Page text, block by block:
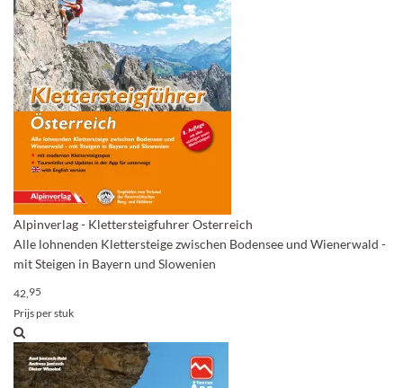
Alpinverlag - Klettersteigfuhrer Osterreich
Alle lohnenden Klettersteige zwischen Bodensee und Wienerwald -
mit Steigen in Bayern und Slowenien
42,95
Prijs per stuk